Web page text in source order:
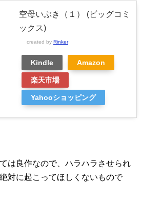
空母いぶき（１） (ビッグコミ
ックス)
created by Rinker
Kindle Amazon
楽天市場
Yahooショッピング
は良作なので、ハラハラさせられ
対に起こってほしくないもので